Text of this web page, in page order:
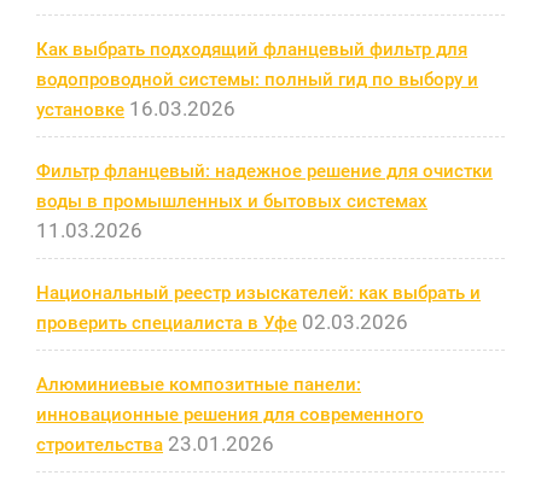
Как выбрать подходящий фланцевый фильтр для
водопроводной системы: полный гид по выбору и
установке 16.03.2026
Фильтр фланцевый: надежное решение для очистки
воды в промышленных и бытовых системах
11.03.2026
Национальный реестр изыскателей: как выбрать и
проверить специалиста в Уфе 02.03.2026
Алюминиевые композитные панели:
инновационные решения для современного
строительства 23.01.2026